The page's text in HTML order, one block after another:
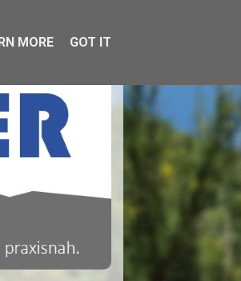
MORE GOT IT